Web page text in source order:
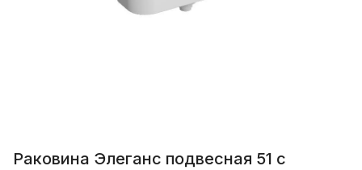
Раковина Элеганс подвесная 51 с